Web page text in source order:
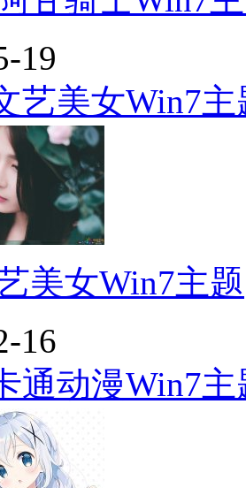
19
艺美女Win7主
美女Win7主题
16
通动漫Win7主